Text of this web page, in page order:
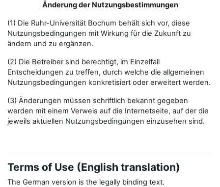
Änderung der Nutzungsbestimmungen
(1) Die Ruhr-Universität Bochum behält sich vor, diese
Nutzungsbedingungen mit Wirkung für die Zukunft zu
ändern und zu ergänzen.
(2) Die Betreiber sind berechtigt, im Einzelfall
Entscheidungen zu treffen, durch welche die allgemeinen
Nutzungsbedingungen konkretisiert oder erweitert werden.
(3) Änderungen müssen schriftlich bekannt gegeben
werden mit einem Verweis auf die Internetseite, auf der die
jeweils aktuellen Nutzungsbedingungen einzusehen sind.
Terms of Use (English translation)
The German version is the legally binding text.